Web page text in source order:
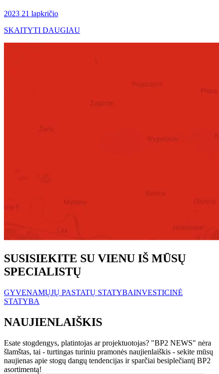
2023 21 lapkričio
SKAITYTI DAUGIAU
SUSISIEKITE SU VIENU IŠ MŪSŲ
SPECIALISTŲ
GYVENAMŲJŲ PASTATŲ STATYBAINVESTICINĖ
STATYBA
NAUJIENLAIŠKIS
Esate stogdengys, platintojas ar projektuotojas? "BP2 NEWS" nėra
šlamštas, tai - turtingas turiniu pramonės naujienlaiškis - sekite mūsų
naujienas apie stogų dangų tendencijas ir sparčiai besiplečiantį BP2
asortimentą!